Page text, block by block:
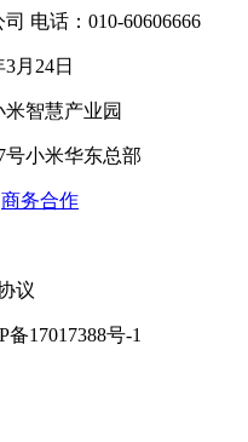
电话：010-60606666
月24日
智慧产业园
小米华东总部
商务合作
议
备17017388号-1